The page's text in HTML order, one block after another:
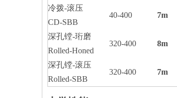
冷拨-滚压
CD-SBB
40-400 7m
深孔镗-珩磨
Rolled-Honed
320-400 8m
深孔镗-滚压
Rolled-SBB
320-400 7m